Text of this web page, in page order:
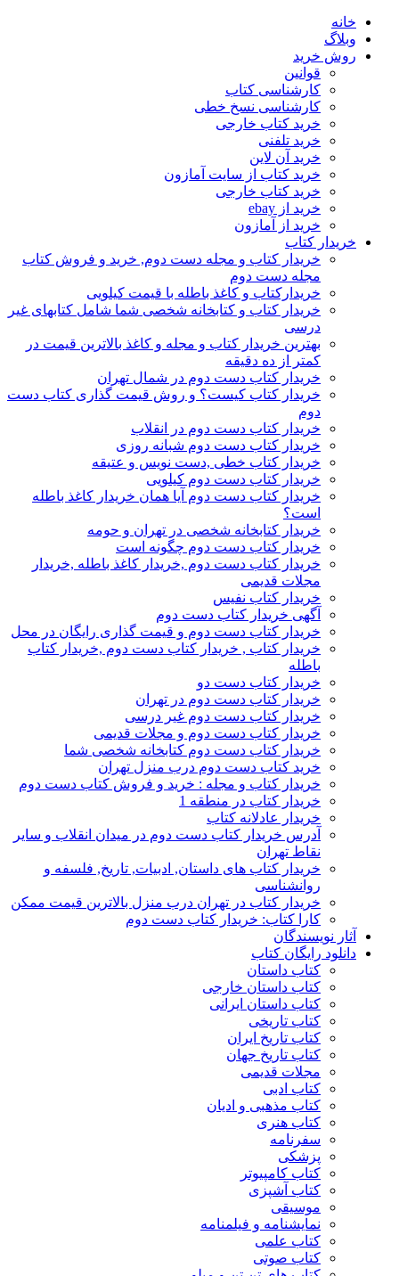
خانه
وبلاگ
روش خرید
قوانین
کارشناسی کتاب
کارشناسی نسخ خطی
خرید کتاب خارجی
خرید تلفنی
خرید آن لاین
خرید کتاب از سایت آمازون
خرید کتاب خارجی
خرید از ebay
خرید از آمازون
خریدار کتاب
خریدار کتاب و مجله دست دوم, خرید و فروش کتاب
مجله دست دوم
خریدارکتاب و کاغذ باطله با قیمت کیلویی
خریدار کتاب و کتابخانه شخصی شما شامل کتابهای غیر
درسی
بهترین خریدار کتاب و مجله و کاغذ بالاترین قیمت در
کمتر از ده دقیقه
خریدار کتاب دست دوم در شمال تهران
خریدار کتاب کیست؟ و روش قیمت گذاری کتاب دست
دوم
خریدار کتاب دست دوم در انقلاب
خریدار کتاب دست دوم شبانه روزی
خریدار کتاب خطی ,دست نویس و عتیقه
خریدار کتاب دست دوم کیلویی
خریدار کتاب دست دوم آیا همان خریدار کاغذ باطله
است؟
خریدار کتابخانه شخصی در تهران و حومه
خریدار کتاب دست دوم چگونه است
خریدار کتاب دست دوم ,خریدار کاغذ باطله ,خریدار
مجلات قدیمی
خریدار کتاب نفیس
آگهی خریدار کتاب دست دوم
خریدار کتاب دست دوم و قیمت گذاری رایگان در محل
خریدار کتاب , خریدار کتاب دست دوم ,خریدار کتاب
باطله
خریدار کتاب دست دو
خریدار کتاب دست دوم در تهران
خریدار کتاب دست دوم غیر درسی
خریدار کتاب دست دوم و مجلات قدیمی
خریدار کتاب دست دوم کتابخانه شخصی شما
خرید کتاب دست دوم درب منزل تهران
خریدار کتاب و مجله : خرید و فروش کتاب دست دوم
خریدار کتاب در منطقه 1
خریدار عادلانه کتاب
آدرس خریدار کتاب دست دوم در میدان انقلاب و سایر
نقاط تهران
خریدار کتاب های داستان, ادبیات, تاریخ, فلسفه و
روانشناسی
خریدار کتاب در تهران درب منزل بالاترین قیمت ممکن
کارا کتاب: خریدار کتاب دست دوم
آثار نویسندگان
دانلود رایگان کتاب
کتاب داستان
کتاب داستان خارجی
کتاب داستان ایرانی
کتاب تاریخی
کتاب تاریخ ایران
کتاب تاریخ جهان
مجلات قدیمی
کتاب ادبی
کتاب مذهبی و ادیان
کتاب هنری
سفرنامه
پزشکی
کتاب کامپیوتر
کتاب آشپزی
موسیقی
نمایشنامه و فیلمنامه
کتاب علمی
کتاب صوتی